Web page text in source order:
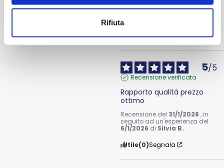
Rifiuta
Recensione del17/2/2026, in
seguito ad un'esperienza del
21/1/2026
Utile(0)Segnala
5/5
Recensione verificata
Rapporto qualità prezzo
ottimo
Recensione del 31/1/2026 , in
seguito ad un'esperienza del
6/1/2026 di Silvia B.
Utile(0)Segnala